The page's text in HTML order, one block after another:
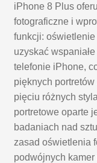
iPhone 8 Plus
fotograficzne i
funkcji:
uzyskać
telefonie iPhone,
pięknych portretów
pięciu różnych
portretowe oparte
badaniach nad
zasad oświetlenia
podwójnych kamer